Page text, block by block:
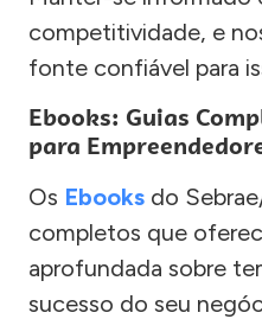
competitividade, e
fonte confiável para
Ebooks: Guias
para
Os Ebooks do
completos que
aprofundada sobre
sucesso do seu